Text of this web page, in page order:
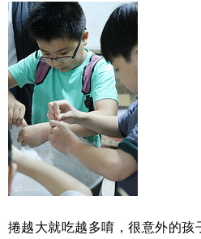
捲越大就吃越多唷，很意外的孩